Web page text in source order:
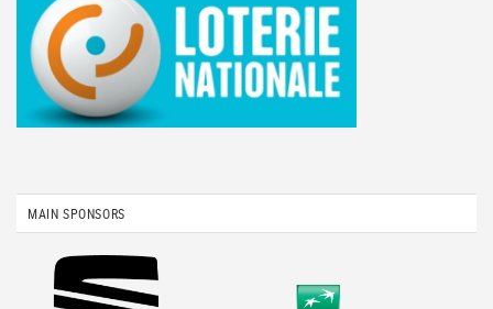
MAIN SPONSORS